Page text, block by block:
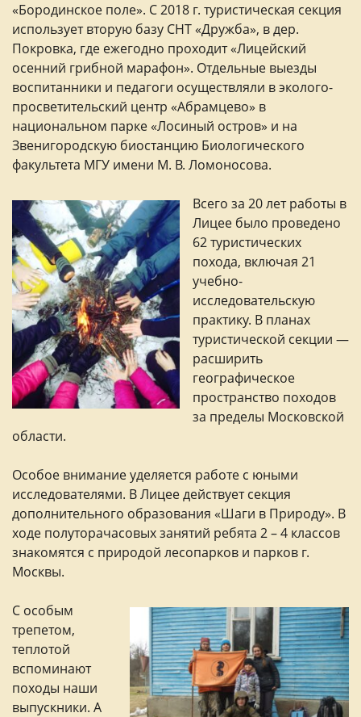
«Бородинское поле». С 2018 г. туристическая секция
использует вторую базу СНТ «Дружба», в дер.
Покровка, где ежегодно проходит «Лицейский
осенний грибной марафон». Отдельные выезды
воспитанники и педагоги осуществляли в эколого-
просветительский центр «Абрамцево» в
национальном парке «Лосиный остров» и на
Звенигородскую биостанцию Биологического
факультета МГУ имени М. В. Ломоносова.
Всего за 20 лет работы в
Лицее было проведено
62 туристических
похода, включая 21
учебно-
исследовательскую
практику. В планах
туристической секции —
расширить
географическое
пространство походов
за пределы Московской
области.
Особое внимание уделяется работе с юными
исследователями. В Лицее действует секция
дополнительного образования «Шаги в Природу». В
ходе полуторачасовых занятий ребята 2 – 4 классов
знакомятся с природой лесопарков и парков г.
Москвы.
С особым
трепетом,
теплотой
вспоминают
походы наши
выпускники. А